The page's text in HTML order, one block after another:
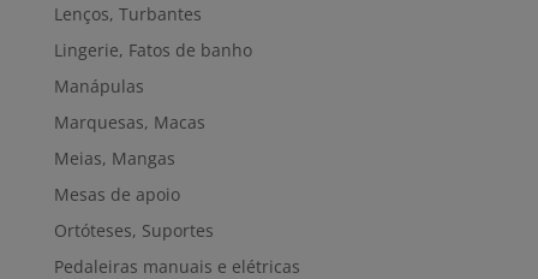
Lenços, Turbantes
Lingerie, Fatos de banho
Manápulas
Marquesas, Macas
Meias, Mangas
Mesas de apoio
Ortóteses, Suportes
Pedaleiras manuais e elétricas